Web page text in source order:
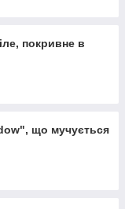
покривне в
що мучується